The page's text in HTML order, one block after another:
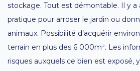
stockage. Tout est démontable. Il y a
pratique pour arroser le jardin ou
animaux. Possibilité d’acquérir
terrain en plus des 6 000m². Les
risques auxquels ce bien est exposé,